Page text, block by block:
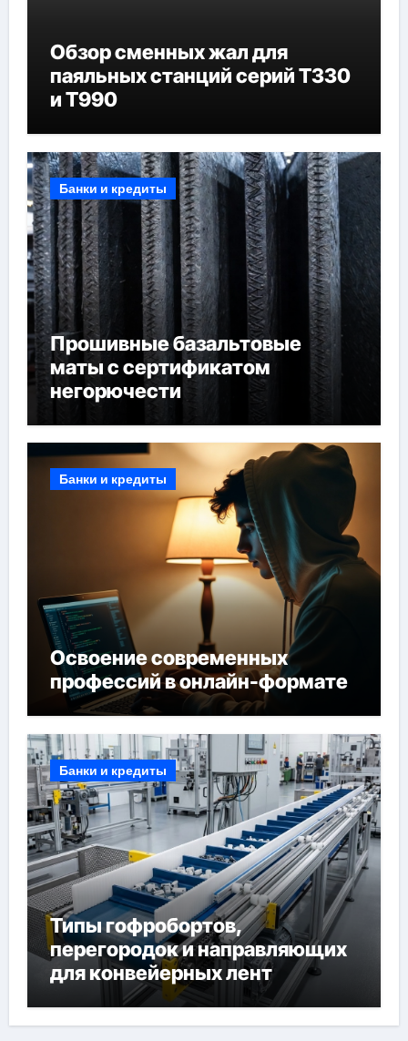
Обзор сменных жал для
паяльных станций серий T330
и T990
Банки и кредиты
Прошивные базальтовые
маты с сертификатом
негорючести
Банки и кредиты
Освоение современных
профессий в онлайн-формате
Банки и кредиты
Типы гофробортов,
перегородок и направляющих
для конвейерных лент